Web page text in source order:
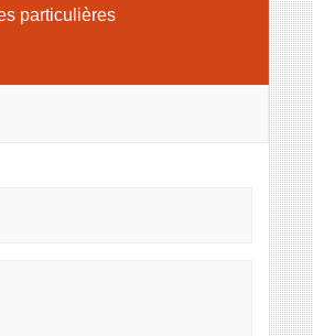
particulières